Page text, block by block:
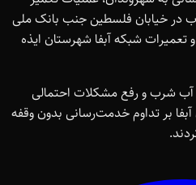
انتقال آب در خیابان فلسطین جنب بانک ملی
تعمیرات شبکه آبفا شهرستان ایذه
آب شرب و رفع مشکلات احتمالی
بر تداوم خدمت‌رسانی بدون وقفه